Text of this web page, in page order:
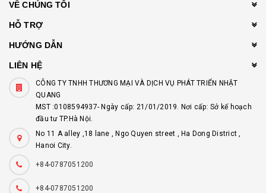
VỀ CHÚNG TÔI
HỖ TRỢ
HƯỚNG DẪN
LIÊN HỆ
CÔNG TY TNHH THƯƠNG MẠI VÀ DỊCH VỤ PHÁT TRIỂN NHẬT
QUANG
MST :0108594937- Ngày cấp: 21/01/2019. Nơi cấp: Sở kế hoạch
đầu tư TP.Hà Nội.
No 11 A alley ,18 lane , Ngo Quyen street , Ha Dong District ,
Hanoi City.
+84-0787051200
+84-0787051200